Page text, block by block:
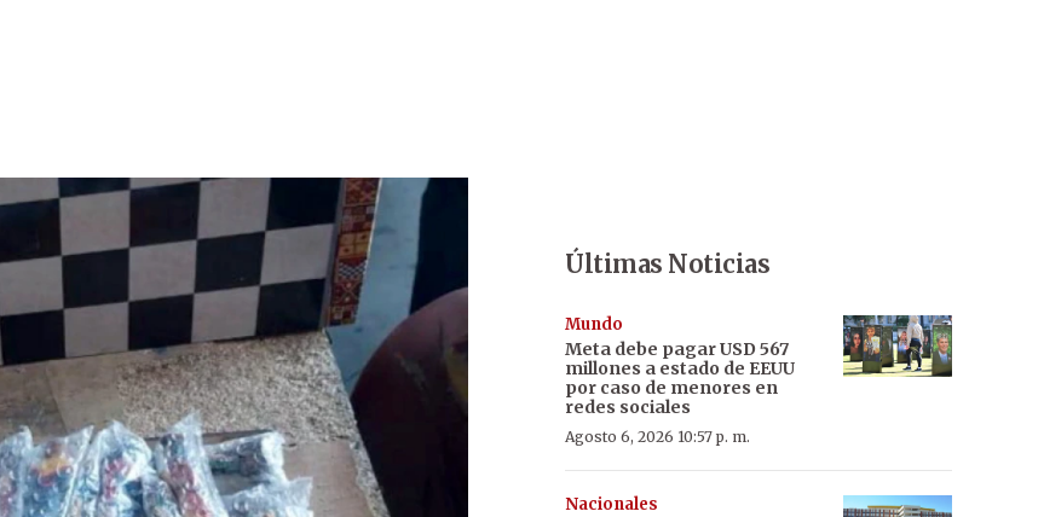
Últimas Noticias
Mundo
Meta debe pagar USD 567
millones a estado de EEUU
por caso de menores en
redes sociales
Agosto 6, 2026 10:57 p. m.
Nacionales